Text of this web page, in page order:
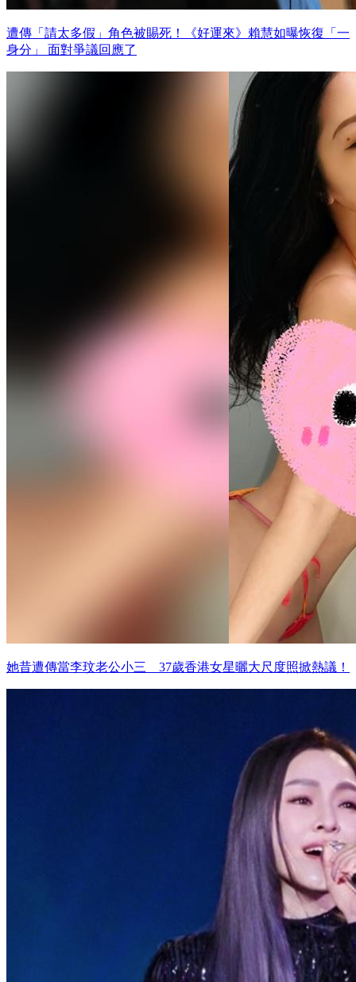
遭傳「請太多假」角色被賜死！《好運來》賴慧如曝恢復「一
身分」 面對爭議回應了
她昔遭傳當李玟老公小三 37歲香港女星曬大尺度照掀熱議！